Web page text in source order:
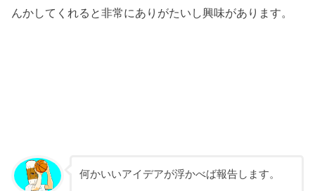
んかしてくれると非常にありがたいし興味があります。
何かいいアイデアが浮かべば報告します。